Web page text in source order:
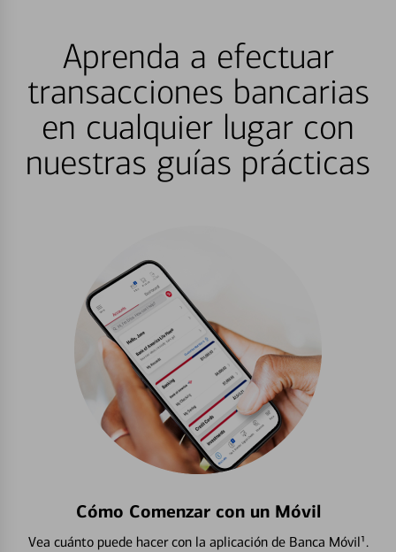
Aprenda a efectuar
transacciones bancarias
en cualquier lugar con
nuestras guías prácticas
Cómo Comenzar con un Móvil
Vea cuánto puede hacer con la aplicación de Banca Móvil¹.